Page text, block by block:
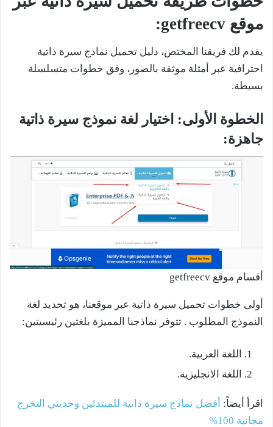
موقع getfreecv:
يقدم لك فريقنا المختص، دليل تحميل نماذج سيرة ذاتية
احترافية عبر أمثلة موثقة بالصور، وفق خطوات متسلسلة
بسيطة.
الخطوة الأولى: اختيار لغة نموذج سيرة ذاتية
جاهزة:
أقسام موقع getfreecv
أولى خطوات تحميل سيرة ذاتية عبر موقعنا، هو تحديد لغة
النموذج المطلوب . تتوفر نماذجنا المميزة بلغتين رئيسيتين:
اللغة العربية.
اللغة الانجليزية.
اقرأ أيضاً: أفضل نماذج سيرة ذاتية للمبتدئين وحديثي التخرج
مجانية 100%